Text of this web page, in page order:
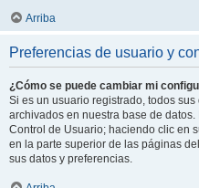
Arriba
Preferencias de usuario y
¿Cómo se puede cambiar mi
Si es un usuario registrado, todos
archivados en nuestra base de
Control de Usuario; haciendo clic en
en la parte superior de las páginas
sus datos y preferencias.